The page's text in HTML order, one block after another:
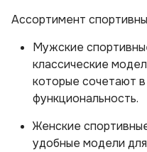
Ассортимент
Мужские
классические
которые сочетают
функциональность.
Женские
удобные модели